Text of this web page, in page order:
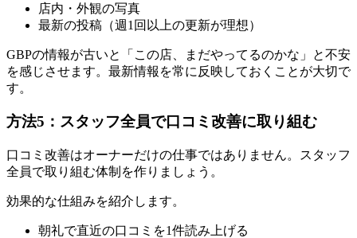
店内・外観の写真
最新の投稿（週1回以上の更新が理想）
GBPの情報が古いと「この店、まだやってるのかな」と不安
を感じさせます。最新情報を常に反映しておくことが大切で
す。
方法5：スタッフ全員で口コミ改善に取り組む
口コミ改善はオーナーだけの仕事ではありません。スタッフ
全員で取り組む体制を作りましょう。
効果的な仕組みを紹介します。
朝礼で直近の口コミを1件読み上げる